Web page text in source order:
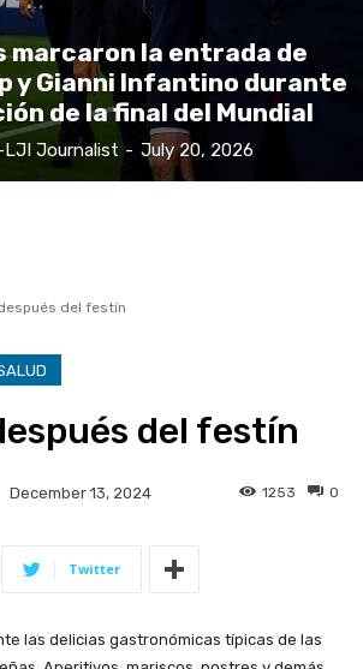
marcaron la entrada de
y Gianni Infantino durante
de la final del Mundial
LJI Journalist - July 20, 2026